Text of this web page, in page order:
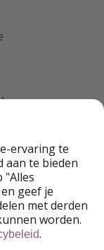
ervaring te
aan te bieden
"Alles
geef je
met derden
worden.
.